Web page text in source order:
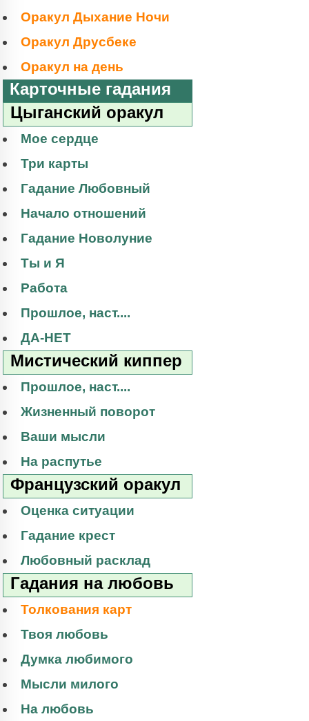
Оракул Дыхание Ночи
Оракул Друсбеке
Оракул на день
Карточные гадания
Цыганский оракул
Мое сердце
Три карты
Гадание Любовный
Начало отношений
Гадание Новолуние
Ты и Я
Работа
Прошлое, наст....
ДА-НЕТ
Мистический киппер
Прошлое, наст....
Жизненный поворот
Ваши мысли
На распутье
Французский оракул
Оценка ситуации
Гадание крест
Любовный расклад
Гадания на любовь
Толкования карт
Твоя любовь
Думка любимого
Мысли милого
На любовь